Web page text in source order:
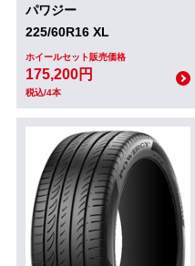
パワジー
225/60R16 XL
ホイールセット販売価格
175,200円
税込/4本